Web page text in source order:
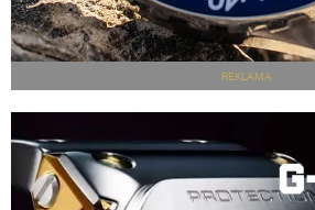
REKLAMA